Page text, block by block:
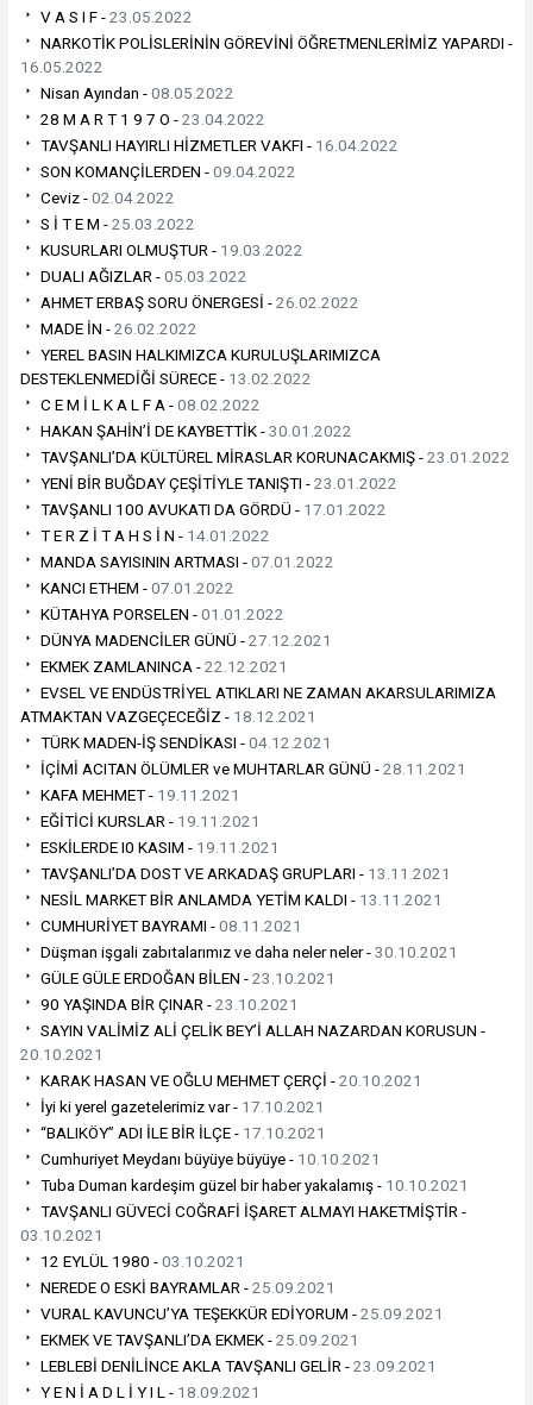
V A S I F -23.05.2022
NARKOTİK POLİSLERİNİN GÖREVİNİ ÖĞRETMENLERİMİZ YAPARDI -
16.05.2022
Nisan Ayından -08.05.2022
28 M A R T 1 9 7 O -23.04.2022
TAVŞANLI HAYIRLI HİZMETLER VAKFI - 16.04.2022
SON KOMANÇİLERDEN -09.04.2022
Ceviz -02.04.2022
S İ T E M -25.03.2022
KUSURLARI OLMUŞTUR - 19.03.2022
DUALI AĞIZLAR -05.03.2022
AHMET ERBAŞ SORU ÖNERGESİ -26.02.2022
MADE İN -26.02.2022
YEREL BASIN HALKIMIZCA KURULUŞLARIMIZCA
DESTEKLENMEDİĞİ SÜRECE - 13.02.2022
C E M İ L K A L F A -08.02.2022
HAKAN ŞAHİN’İ DE KAYBETTİK -30.01.2022
TAVŞANLI’DA KÜLTÜREL MİRASLAR KORUNACAKMIŞ -23.01.2022
YENİ BİR BUĞDAY ÇEŞİTİYLE TANIŞTI -23.01.2022
TAVŞANLI 100 AVUKATI DA GÖRDÜ - 17.01.2022
T E R Z İ T A H S İ N - 14.01.2022
MANDA SAYISININ ARTMASI -07.01.2022
KANCI ETHEM -07.01.2022
KÜTAHYA PORSELEN -01.01.2022
DÜNYA MADENCİLER GÜNÜ -27.12.2021
EKMEK ZAMLANINCA -22.12.2021
EVSEL VE ENDÜSTRİYEL ATIKLARI NE ZAMAN AKARSULARIMIZA
ATMAKTAN VAZGEÇECEĞİZ - 18.12.2021
TÜRK MADEN-İŞ SENDİKASI -04.12.2021
İÇİMİ ACITAN ÖLÜMLER ve MUHTARLAR GÜNÜ -28.11.2021
KAFA MEHMET - 19.11.2021
EĞİTİCİ KURSLAR - 19.11.2021
ESKİLERDE I0 KASIM - 19.11.2021
TAVŞANLI’DA DOST VE ARKADAŞ GRUPLARI - 13.11.2021
NESİL MARKET BİR ANLAMDA YETİM KALDI - 13.11.2021
CUMHURİYET BAYRAMI -08.11.2021
Düşman işgali zabıtalarımız ve daha neler neler -30.10.2021
GÜLE GÜLE ERDOĞAN BİLEN -23.10.2021
90 YAŞINDA BİR ÇINAR -23.10.2021
SAYIN VALİMİZ ALİ ÇELİK BEY’İ ALLAH NAZARDAN KORUSUN -
20.10.2021
KARAK HASAN VE OĞLU MEHMET ÇERÇİ -20.10.2021
İyi ki yerel gazetelerimiz var - 17.10.2021
“BALIKÖY” ADI İLE BİR İLÇE - 17.10.2021
Cumhuriyet Meydanı büyüye büyüye - 10.10.2021
Tuba Duman kardeşim güzel bir haber yakalamış - 10.10.2021
TAVŞANLI GÜVECİ COĞRAFİ İŞARET ALMAYI HAKETMİŞTİR -
03.10.2021
12 EYLÜL 1980 -03.10.2021
NEREDE O ESKİ BAYRAMLAR -25.09.2021
VURAL KAVUNCU’YA TEŞEKKÜR EDİYORUM -25.09.2021
EKMEK VE TAVŞANLI’DA EKMEK -25.09.2021
LEBLEBİ DENİLİNCE AKLA TAVŞANLI GELİR -23.09.2021
Y E N İ A D L İ Y I L - 18.09.2021